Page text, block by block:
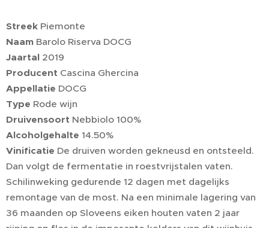
Streek Piemonte
Naam Barolo Riserva DOCG
Jaartal 2019
Producent Cascina Ghercina
Appellatie DOCG
Type Rode wijn
Druivensoort Nebbiolo 100%
Alcoholgehalte 14.50%
Vinificatie De druiven worden gekneusd en ontsteeld.
Dan volgt de fermentatie in roestvrijstalen vaten.
Schilinweking gedurende 12 dagen met dagelijks
remontage van de most. Na een minimale lagering van
36 maanden op Sloveens eiken houten vaten 2 jaar